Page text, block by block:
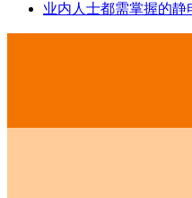
业内人士都需掌握的